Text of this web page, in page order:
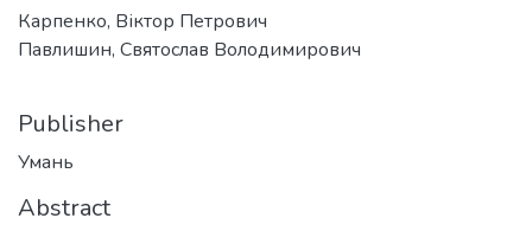
Карпенко, Віктор Петрович
Павлишин, Святослав Володимирович
Publisher
Умань
Abstract